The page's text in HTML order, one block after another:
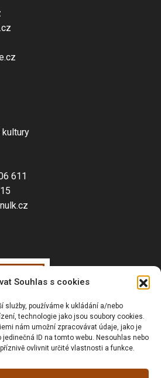
Souhlas s cookies
služby, používáme k ukládání a/nebo
technologie jako jsou soubory cookies.
nám umožní zpracovávat údaje, jako je
ID na tomto webu. Nesouhlas nebo
ovlivnit určité vlastnosti a funkce.
kultury
611